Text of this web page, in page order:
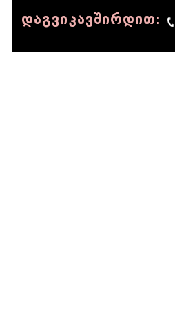
დაგვიკავშირდით: